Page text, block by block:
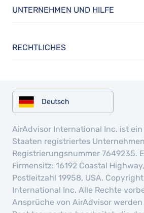
UNTERNEHMEN UND HILFE
RECHTLICHES
Deutsch
AirAdvisor International Inc. ist
Staaten registriertes
Registrierungsnummer 7649235.
Firmensitz: 16192 Coastal
Postleitzahl 19958, USA.
International Inc. Alle Rechte
Ansprüche von AirAdvisor werden